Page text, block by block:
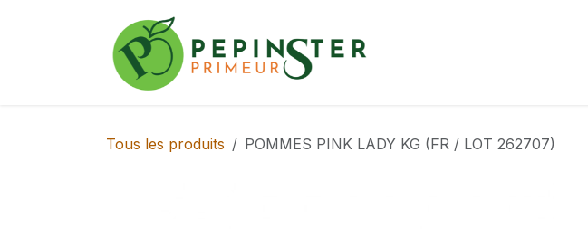
Tous les produits POMMES PINK LADY KG (FR / LOT 262707)